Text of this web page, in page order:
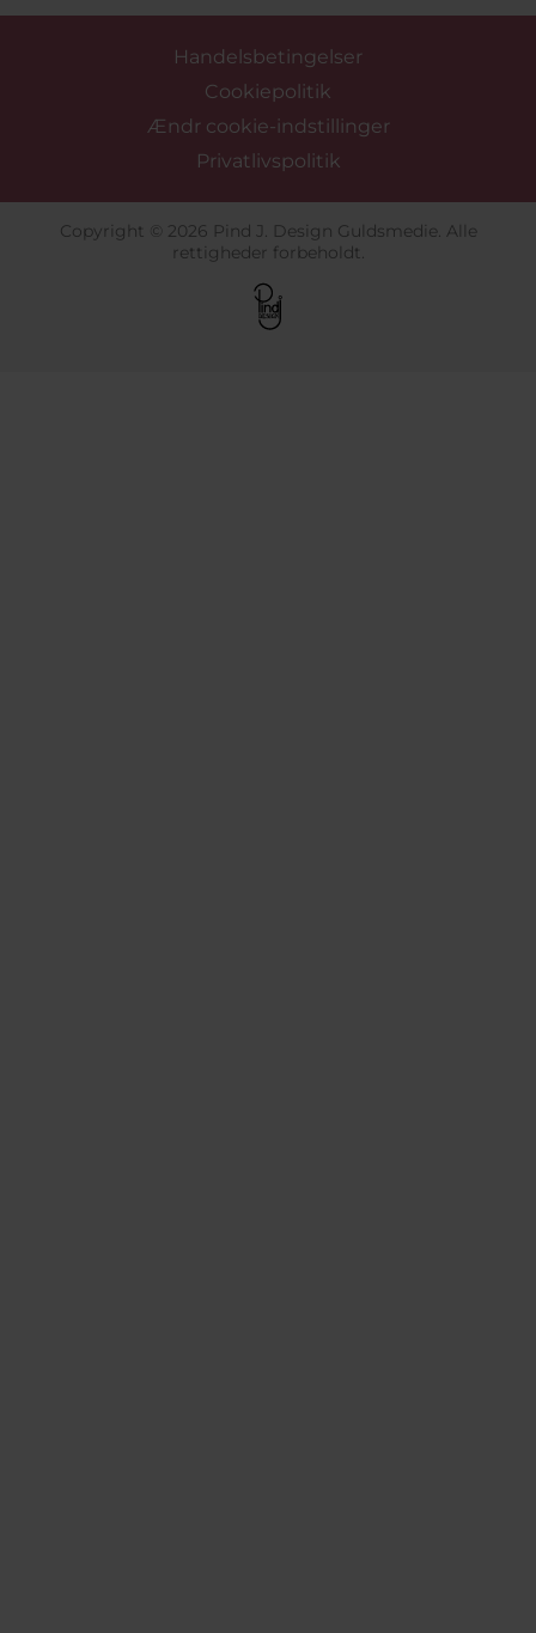
Handelsbetingelser
Cookiepolitik
Ændr cookie-indstillinger
Privatlivspolitik
Copyright © 2026 Pind J. Design Guldsmedie. Alle
rettigheder forbeholdt.